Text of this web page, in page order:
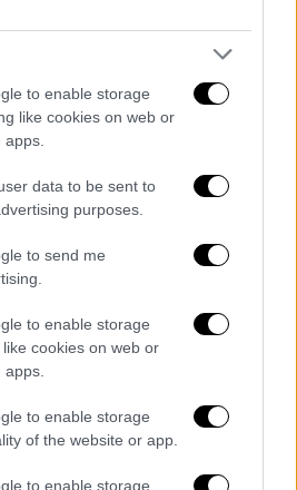
to enable storage
like cookies on web or
data to be sent to
purposes.
to send me
to enable storage
cookies on web or
to enable storage
of the website or app.
to enable storage
ο σύζυγός της πλέουν